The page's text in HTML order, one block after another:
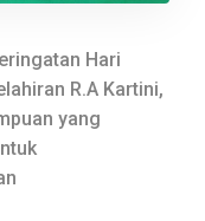
Hari
R.A Kartini,
yang